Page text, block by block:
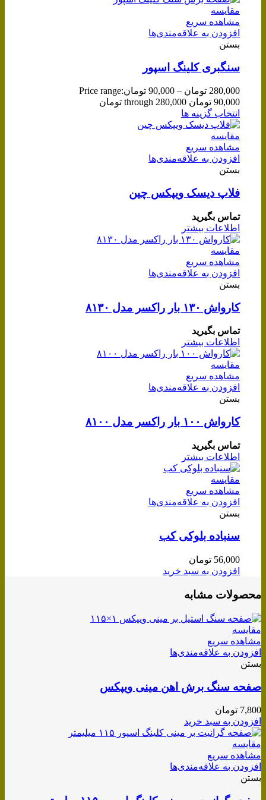
مقایسه
مشاهده سریع
افزودن به علاقه‌مندی‌ها
بستن
سنگبری کلینگ اسپور
280,000 تومان –
90,000 تومانPrice range:
90,000 تومان through 280,000 تومان
انتخاب گزینه ها
مقایسه
مشاهده سریع
افزودن به علاقه‌مندی‌ها
بستن
فلاپ دیسک ویپکس چین
تماس بگیرید
اطلاعات بیشتر
مقایسه
مشاهده سریع
افزودن به علاقه‌مندی‌ها
بستن
کارواش ۱۳۰ بار راکسر مدل ۸۱۳۰
تماس بگیرید
اطلاعات بیشتر
مقایسه
مشاهده سریع
افزودن به علاقه‌مندی‌ها
بستن
کارواش ۱۰۰ بار راکسر مدل ۸۱۰۰
تماس بگیرید
اطلاعات بیشتر
مقایسه
مشاهده سریع
افزودن به علاقه‌مندی‌ها
بستن
سنباده بلوکی کب
56,000 تومان
افزودن به سبد خرید
محصولات مشابه
مقایسه
مشاهده سریع
افزودن به علاقه‌مندی‌ها
بستن
صفحه سنگ برش اهن مینی ویپکس
7,800 تومان
افزودن به سبد خرید
مقایسه
مشاهده سریع
افزودن به علاقه‌مندی‌ها
بستن